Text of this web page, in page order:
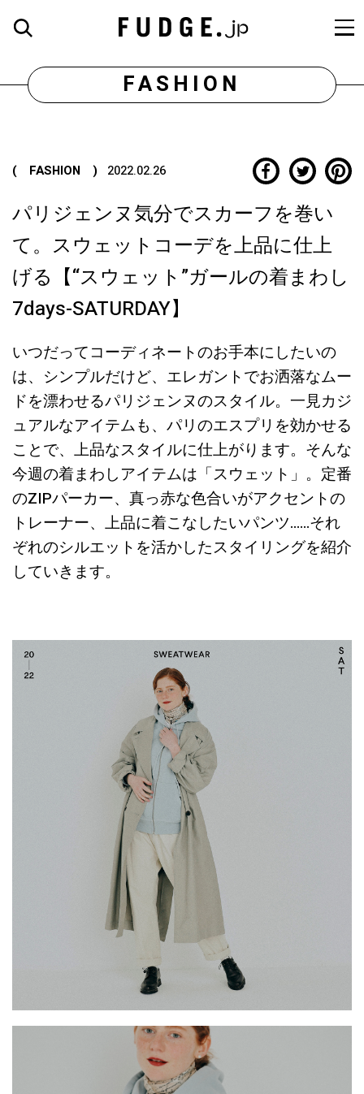
FASHION
( FASHION ) 2022.02.26
パリジェンヌ気分でスカーフを巻い
て。スウェットコーデを上品に仕上
げる【“スウェット”ガールの着まわし
7days-SATURDAY】
いつだってコーディネートのお手本にしたいの
は、シンプルだけど、エレガントでお洒落なムー
ドを漂わせるパリジェンヌのスタイル。一見カジ
ュアルなアイテムも、パリのエスプリを効かせる
ことで、上品なスタイルに仕上がります。そんな
今週の着まわしアイテムは「スウェット」。定番
のZIPパーカー、真っ赤な色合いがアクセントの
トレーナー、上品に着こなしたいパンツ……それ
ぞれのシルエットを活かしたスタイリングを紹介
していきます。